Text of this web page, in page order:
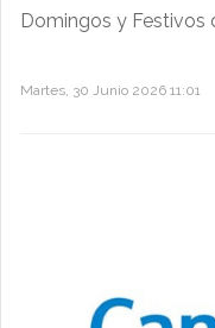
Domingos y Festivos
Martes, 30 Junio 2026 11:01